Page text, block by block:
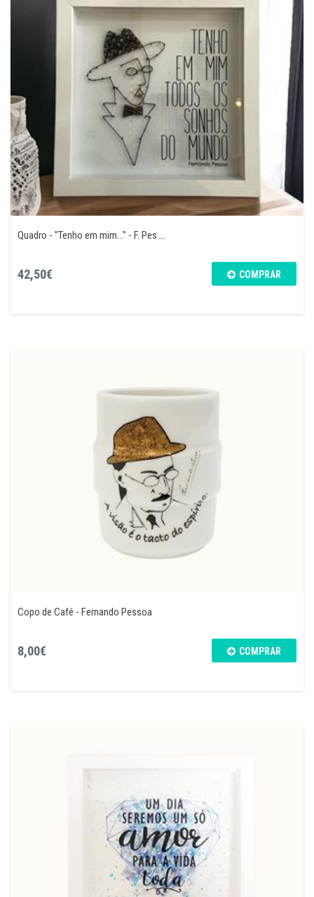
Quadro - "Tenho em mim..." - F. Pes ...
42,50€ COMPRAR
Copo de Café - Fernando Pessoa
8,00€ COMPRAR